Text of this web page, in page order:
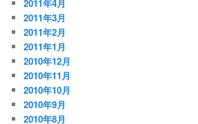
2011年4月
2011年3月
2011年2月
2011年1月
2010年12月
2010年11月
2010年10月
2010年9月
2010年8月